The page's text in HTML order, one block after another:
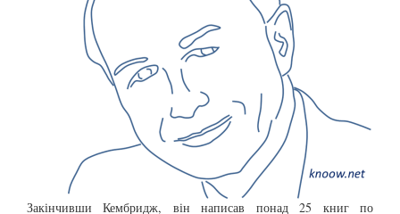
Закінчивши Кембридж, він написав понад 25 книг по